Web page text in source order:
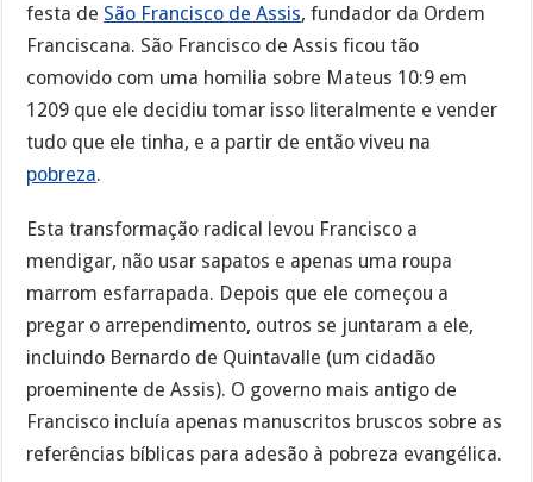
festa de São Francisco de Assis, fundador da Ordem
Franciscana. São Francisco de Assis ficou tão
comovido com uma homilia sobre Mateus 10:9 em
1209 que ele decidiu tomar isso literalmente e vender
tudo que ele tinha, e a partir de então viveu na
pobreza.
Esta transformação radical levou Francisco a
mendigar, não usar sapatos e apenas uma roupa
marrom esfarrapada. Depois que ele começou a
pregar o arrependimento, outros se juntaram a ele,
incluindo Bernardo de Quintavalle (um cidadão
proeminente de Assis). O governo mais antigo de
Francisco incluía apenas manuscritos bruscos sobre as
referências bíblicas para adesão à pobreza evangélica.